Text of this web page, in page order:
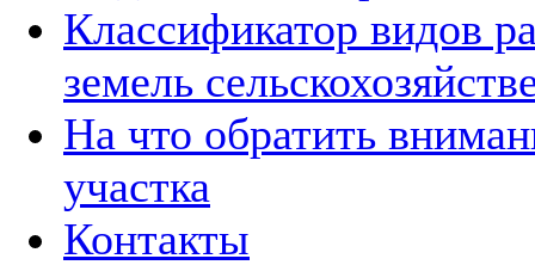
Классификатор видов
земель
На что обратить
участка
Контакты